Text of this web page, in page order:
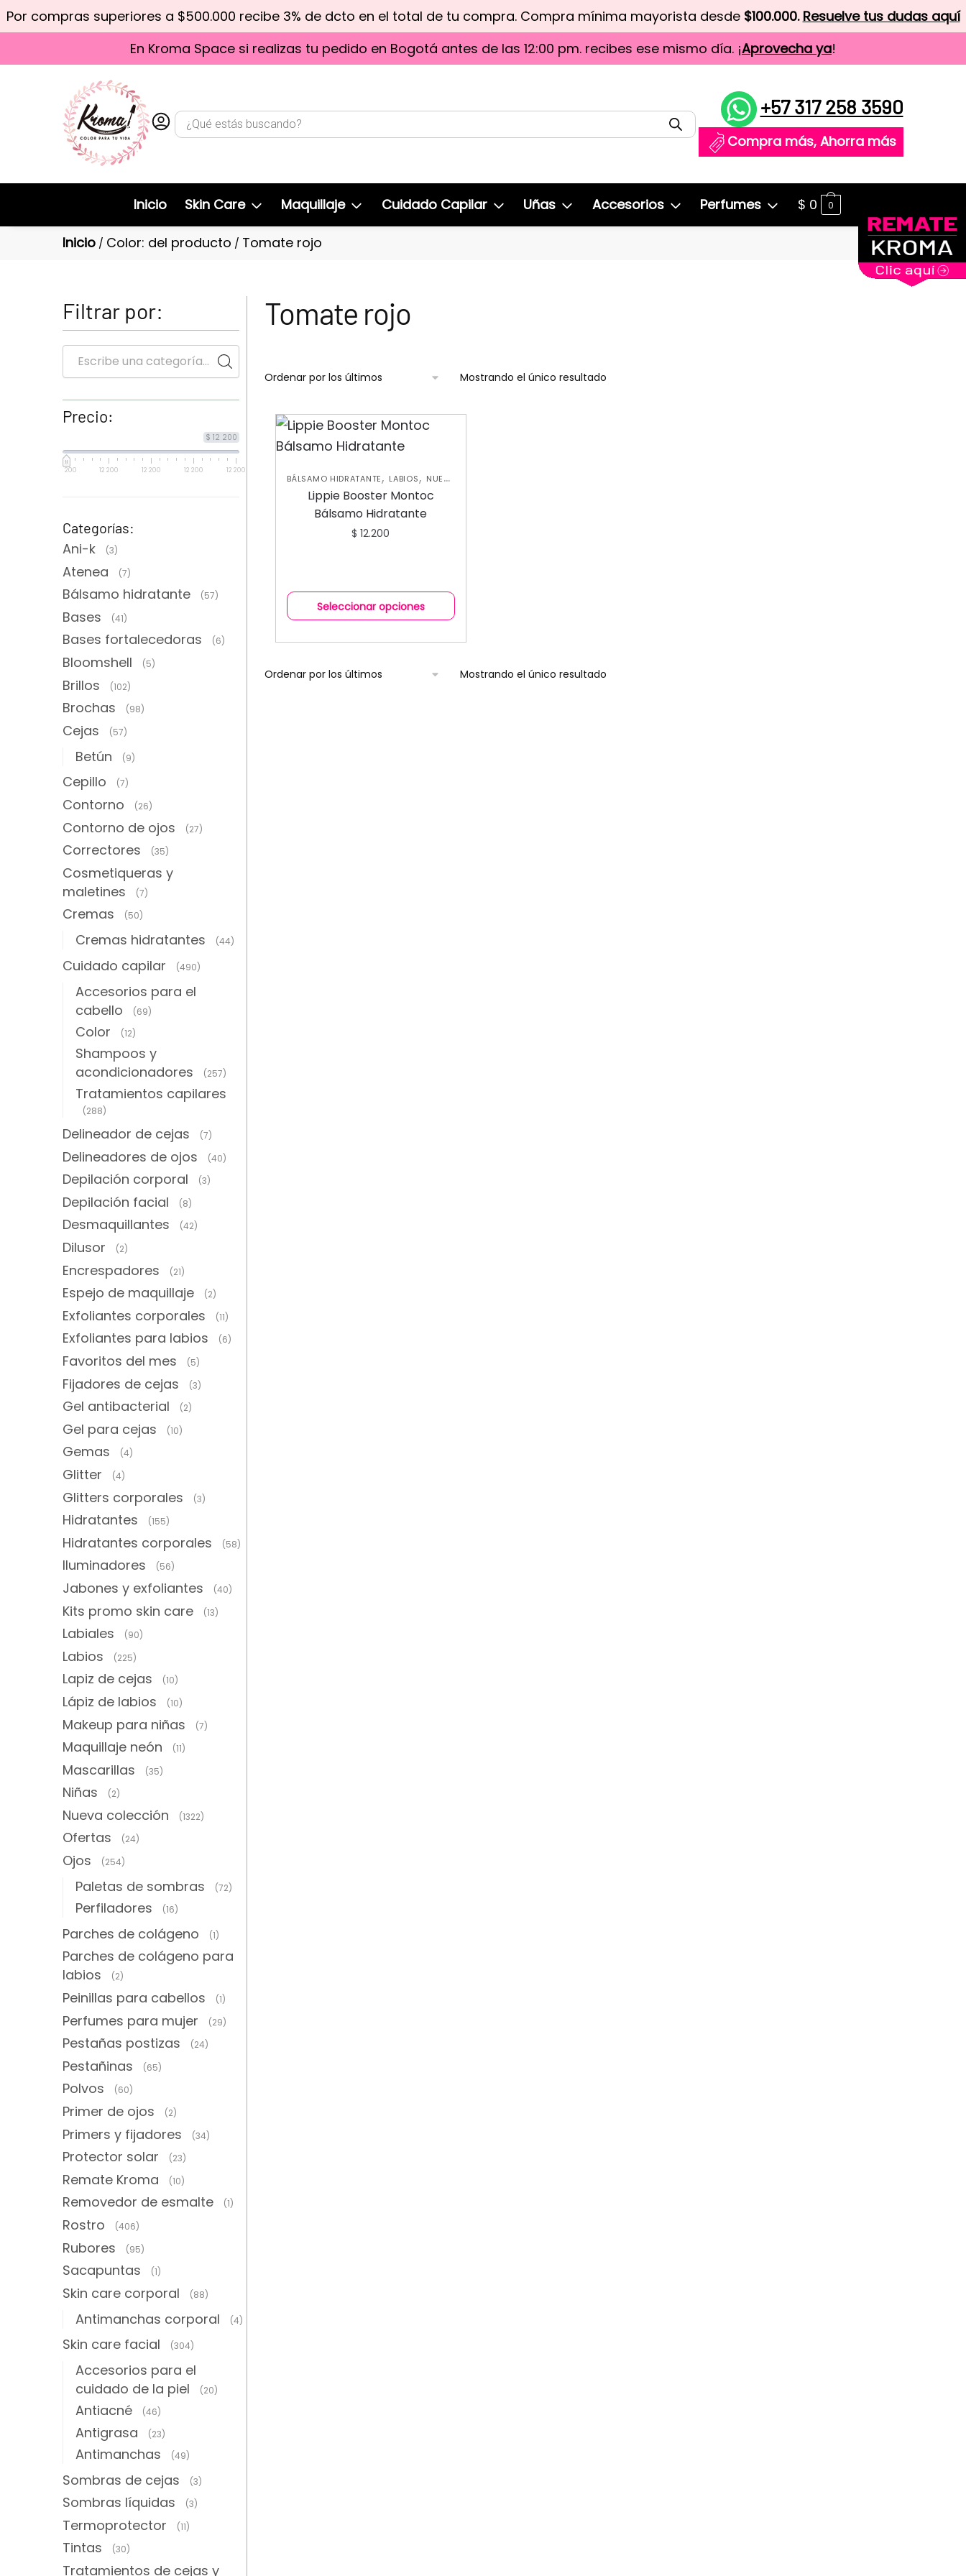
Por compras superiores a $500.000 recibe 3% de dcto en el total de tu compra. Compra mínima mayorista desde $100.000. Resuelve tus dudas aquí
En Kroma Space si realizas tu pedido en Bogotá antes de las 12:00 pm. recibes ese mismo día. ¡Aprovecha ya!
+57 317 258 3590
Compra más, Ahorra más
Inicio Skin Care Maquillaje Cuidado Capilar Uñas Accesorios Perfumes $ 0 0
Inicio / Color: del producto / Tomate rojo
Tomate rojo
Mostrando el único resultado
BÁLSAMO HIDRATANTE, LABIOS, NUEVA
COLECCIÓN
Lippie Booster Montoc
Bálsamo Hidratante
$ 12.200
Seleccionar opciones
Mostrando el único resultado
Filtrar por:
Precio:
$ 12 200
12 200 12 200 12 200 12 200 12 200
Categorías:
Ani-k (3)
Atenea (7)
Bálsamo hidratante (57)
Bases (41)
Bases fortalecedoras (6)
Bloomshell (5)
Brillos (102)
Brochas (98)
Cejas (57)
Betún (9)
Cepillo (7)
Contorno (26)
Contorno de ojos (27)
Correctores (35)
Cosmetiqueras y
maletines
(7)
Cremas (50)
Cremas hidratantes (44)
Cuidado capilar (490)
Accesorios para el
cabello
(69)
Color (12)
Shampoos y
acondicionadores
(257)
Tratamientos capilares
(288)
Delineador de cejas (7)
Delineadores de ojos (40)
Depilación corporal (3)
Depilación facial (8)
Desmaquillantes (42)
Dilusor (2)
Encrespadores (21)
Espejo de maquillaje (2)
Exfoliantes corporales (11)
Exfoliantes para labios (6)
Favoritos del mes (5)
Fijadores de cejas (3)
Gel antibacterial (2)
Gel para cejas (10)
Gemas (4)
Glitter (4)
Glitters corporales (3)
Hidratantes (155)
Hidratantes corporales (58)
Iluminadores (56)
Jabones y exfoliantes (40)
Kits promo skin care (13)
Labiales (90)
Labios (225)
Lapiz de cejas (10)
Lápiz de labios (10)
Makeup para niñas (7)
Maquillaje neón (11)
Mascarillas (35)
Niñas (2)
Nueva colección (1322)
Ofertas (24)
Ojos (254)
Paletas de sombras (72)
Perfiladores (16)
Parches de colágeno (1)
Parches de colágeno para
labios
(2)
Peinillas para cabellos (1)
Perfumes para mujer (29)
Pestañas postizas (24)
Pestañinas (65)
Polvos (60)
Primer de ojos (2)
Primers y fijadores (34)
Protector solar (23)
Remate Kroma (10)
Removedor de esmalte (1)
Rostro (406)
Rubores (95)
Sacapuntas (1)
Skin care corporal (88)
Antimanchas corporal (4)
Skin care facial (304)
Accesorios para el
cuidado de la piel
(20)
Antiacné (46)
Antigrasa (23)
Antimanchas (49)
Sombras de cejas (3)
Sombras líquidas (3)
Termoprotector (11)
Tintas (30)
Tratamientos de cejas y